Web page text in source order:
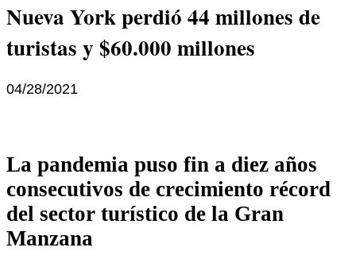
Nueva York perdió 44 millones de
turistas y $60.000 millones
04/28/2021
La pandemia puso fin a diez años
consecutivos de crecimiento récord
del sector turístico de la Gran
Manzana